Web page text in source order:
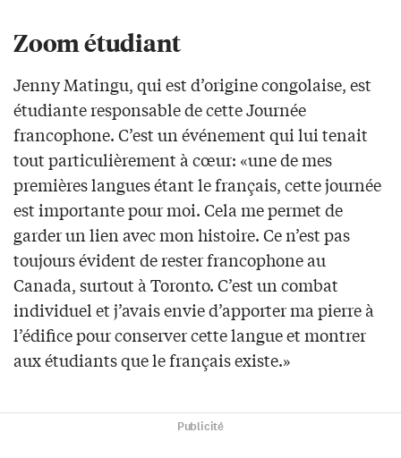
Zoom étudiant
Jenny Matingu, qui est d’origine congolaise, est
étudiante responsable de cette Journée
francophone. C’est un événement qui lui tenait
tout particulièrement à cœur: «une de mes
premières langues étant le français, cette journée
est importante pour moi. Cela me permet de
garder un lien avec mon histoire. Ce n’est pas
toujours évident de rester francophone au
Canada, surtout à Toronto. C’est un combat
individuel et j’avais envie d’apporter ma pierre à
l’édifice pour conserver cette langue et montrer
aux étudiants que le français existe.»
Publicité